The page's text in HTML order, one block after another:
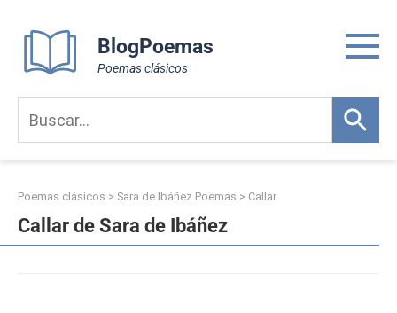
content
BlogPoemas
Poemas clásicos
Poemas clásicos > Sara de Ibáñez Poemas > Callar
Callar de Sara de Ibáñez